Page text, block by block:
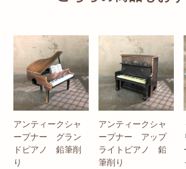
アンティークシャ
ープナー グラン
ドピアノ 鉛筆削
り
アンティークシャ
ープナー アップ
ライトピアノ 鉛
筆削り